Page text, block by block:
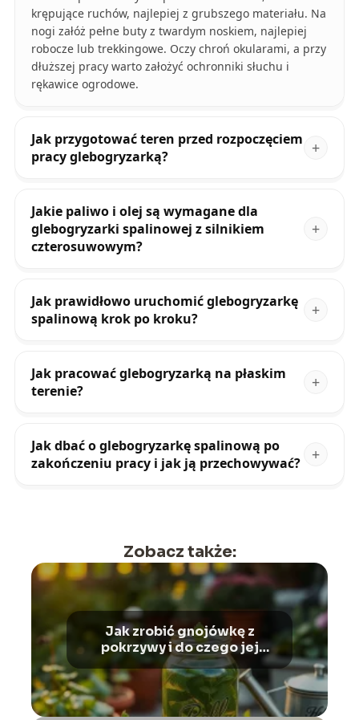
krępujące ruchów, najlepiej z grubszego materiału. Na
nogi załóż pełne buty z twardym noskiem, najlepiej
robocze lub trekkingowe. Oczy chroń okularami, a przy
dłuższej pracy warto założyć ochronniki słuchu i
rękawice ogrodowe.
Jak przygotować teren przed rozpoczęciem
pracy glebogryzarką?
Jakie paliwo i olej są wymagane dla
glebogryzarki spalinowej z silnikiem
czterosuwowym?
Jak prawidłowo uruchomić glebogryzarkę
spalinową krok po kroku?
Jak pracować glebogryzarką na płaskim
terenie?
Jak dbać o glebogryzarkę spalinową po
zakończeniu pracy i jak ją przechowywać?
Zobacz także:
Jak zrobić gnojówkę z
pokrzywy i do czego jej
używać?